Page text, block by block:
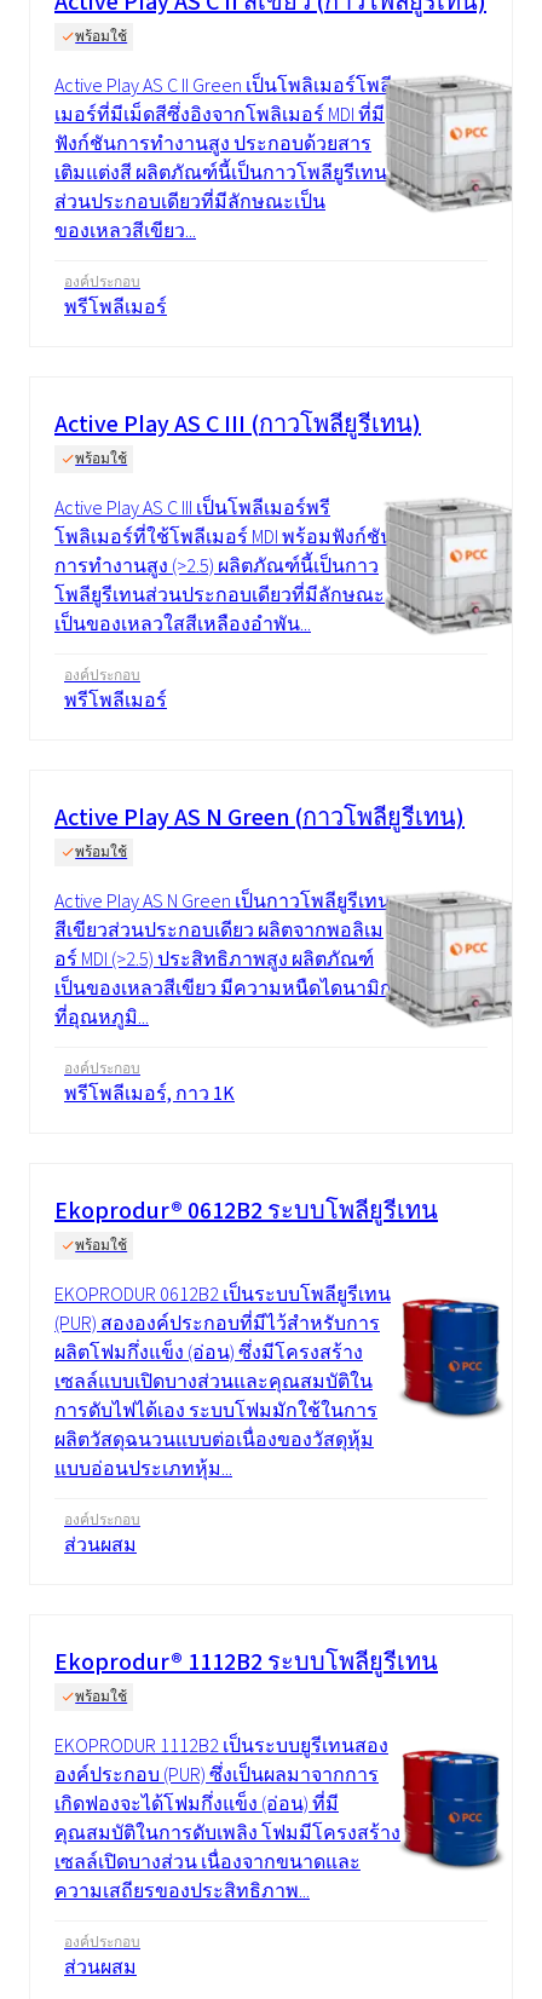
พร้อมใช้
Active Play AS C II Green เป็นโพลิเมอร์โพลี
เมอร์ที่มีเม็ดสีซึ่งอิงจากโพลิเมอร์ MDI ที่มี
ฟังก์ชันการทำงานสูง ประกอบด้วยสาร
เติมแต่งสี ผลิตภัณฑ์นี้เป็นกาวโพลียูรีเทน
ส่วนประกอบเดียวที่มีลักษณะเป็น
ของเหลวสีเขียว...
องค์ประกอบ
พรีโพลีเมอร์
Active Play AS C III (กาวโพลียูรีเทน)
พร้อมใช้
Active Play AS C III เป็นโพลีเมอร์พรี
โพลิเมอร์ที่ใช้โพลีเมอร์ MDI พร้อมฟังก์ชัน
การทำงานสูง (>2.5) ผลิตภัณฑ์นี้เป็นกาว
โพลียูรีเทนส่วนประกอบเดียวที่มีลักษณะ
เป็นของเหลวใสสีเหลืองอำพัน...
องค์ประกอบ
พรีโพลีเมอร์
Active Play AS N Green (กาวโพลียูรีเทน)
พร้อมใช้
Active Play AS N Green เป็นกาวโพลียูรีเทน
สีเขียวส่วนประกอบเดียว ผลิตจากพอลิเม
อร์ MDI (>2.5) ประสิทธิภาพสูง ผลิตภัณฑ์
เป็นของเหลวสีเขียว มีความหนืดไดนามิก
ที่อุณหภูมิ...
องค์ประกอบ
พรีโพลีเมอร์, กาว 1K
Ekoprodur® 0612B2 ระบบโพลียูรีเทน
พร้อมใช้
EKOPRODUR 0612B2 เป็นระบบโพลียูรีเทน
(PUR) สององค์ประกอบที่มีไว้สำหรับการ
ผลิตโฟมกึ่งแข็ง (อ่อน) ซึ่งมีโครงสร้าง
เซลล์แบบเปิดบางส่วนและคุณสมบัติใน
การดับไฟได้เอง ระบบโฟมมักใช้ในการ
ผลิตวัสดุฉนวนแบบต่อเนื่องของวัสดุหุ้ม
แบบอ่อนประเภทหุ้ม...
องค์ประกอบ
ส่วนผสม
Ekoprodur® 1112B2 ระบบโพลียูรีเทน
พร้อมใช้
EKOPRODUR 1112B2 เป็นระบบยูรีเทนสอง
องค์ประกอบ (PUR) ซึ่งเป็นผลมาจากการ
เกิดฟองจะได้โฟมกึ่งแข็ง (อ่อน) ที่มี
คุณสมบัติในการดับเพลิง โฟมมีโครงสร้าง
เซลล์เปิดบางส่วน เนื่องจากขนาดและ
ความเสถียรของประสิทธิภาพ...
องค์ประกอบ
ส่วนผสม